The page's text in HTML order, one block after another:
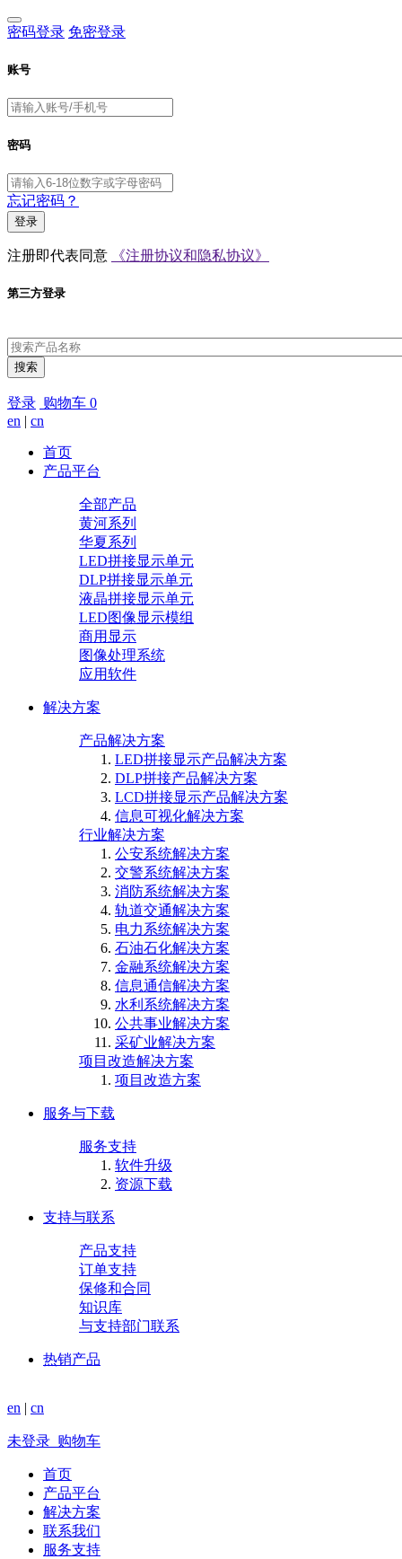
密码登录 免密登录
账号
密码
忘记密码？
登录
注册即代表同意 《注册协议和隐私协议》
第三方登录
搜索
登录 购物车 0
en | cn
首页
产品平台
全部产品
黄河系列
华夏系列
LED拼接显示单元
DLP拼接显示单元
液晶拼接显示单元
LED图像显示模组
商用显示
图像处理系统
应用软件
解决方案
产品解决方案
LED拼接显示产品解决方案
DLP拼接产品解决方案
LCD拼接显示产品解决方案
信息可视化解决方案
行业解决方案
公安系统解决方案
交警系统解决方案
消防系统解决方案
轨道交通解决方案
电力系统解决方案
石油石化解决方案
金融系统解决方案
信息通信解决方案
水利系统解决方案
公共事业解决方案
采矿业解决方案
项目改造解决方案
项目改造方案
服务与下载
服务支持
软件升级
资源下载
支持与联系
产品支持
订单支持
保修和合同
知识库
与支持部门联系
热销产品
en | cn
未登录 购物车
首页
产品平台
解决方案
联系我们
服务支持